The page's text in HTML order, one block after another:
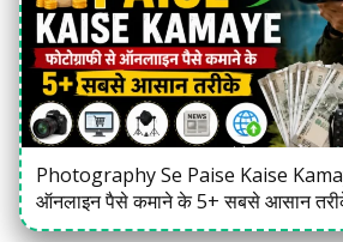
Photography Se Paise Kaise
ऑनलाइन पैसे कमाने के 5+ सबसे आसान